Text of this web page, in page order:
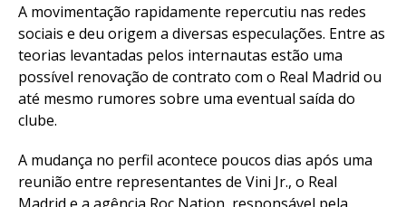
A movimentação rapidamente repercutiu nas redes
sociais e deu origem a diversas especulações. Entre as
teorias levantadas pelos internautas estão uma
possível renovação de contrato com o Real Madrid ou
até mesmo rumores sobre uma eventual saída do
clube.
A mudança no perfil acontece poucos dias após uma
reunião entre representantes de Vini Jr., o Real
Madrid e a agência Roc Nation, responsável pela